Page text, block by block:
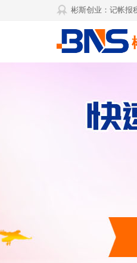
彬斯创业：记帐报